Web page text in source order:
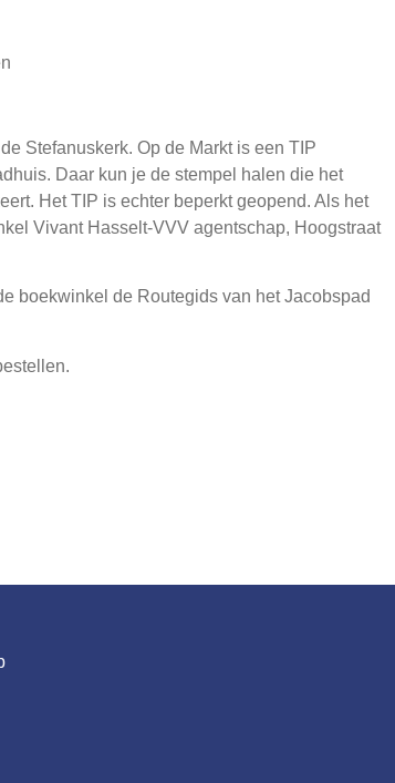
Stefanuskerk. Op de Markt is een TIP
Daar kun je de stempel halen die het
Het TIP is echter beperkt geopend. Als het
Vivant Hasselt-VVV agentschap, Hoogstraat
boekwinkel de Routegids van het Jacobspad